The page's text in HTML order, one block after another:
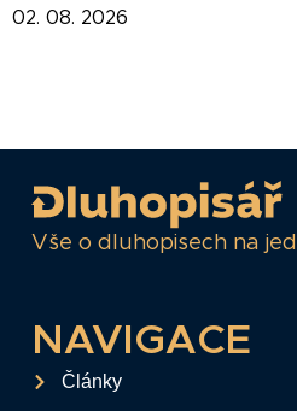
02. 08. 2026
Vše o dluhopisech na
NAVIGACE
Články